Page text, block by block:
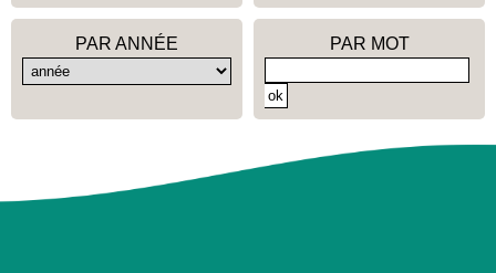
PAR ANNÉE PAR MOT